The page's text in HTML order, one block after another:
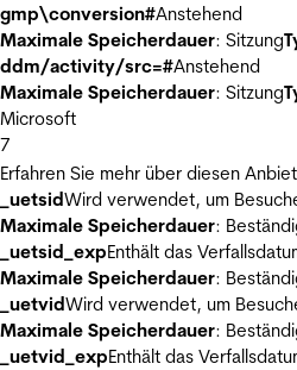
gmp\conversion#Anstehend
Maximale Speicherdauer: Sitzung
ddm/activity/src=#Anstehend
Maximale Speicherdauer: Sitzung
Microsoft
7
Erfahren Sie mehr über diesen
_uetsidWird verwendet, um
Maximale Speicherdauer:
_uetsid_expEnthält das
Maximale Speicherdauer:
_uetvidWird verwendet, um
Maximale Speicherdauer:
_uetvid_expEnthält das